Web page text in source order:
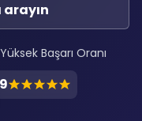
arayın
Yüksek Başarı Oranı